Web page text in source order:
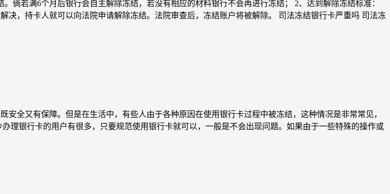
倘若满6个月后银行会自主解除冻结，若没有相应的材料银行不会再进行冻结； 2、达到解除冻结标准：
决，持卡人就可以向法院申请解除冻结。法院审查后，冻结账户将被解除。 司法冻结银行卡严重吗 司法冻
全又有保障。但是在生活中，有些人由于各种原因在使用银行卡过程中被冻结，这种情况是非常常见，
理银行卡的用户有很多，只要规范使用银行卡就可以，一般是不会出现问题。如果由于一些特殊的操作或